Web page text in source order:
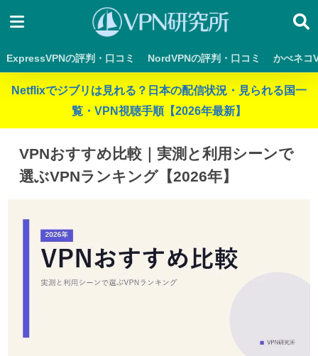
ExpressVPNの評判・口コミ NordVPNの評判・口コミ かべネコ
Netflixでジブリは見れる？日本の配信状況・見られる国一
覧・VPN視聴手順【2026年最新】
VPNおすすめ比較｜実測と利用シーンで
選ぶVPNランキング【2026年】